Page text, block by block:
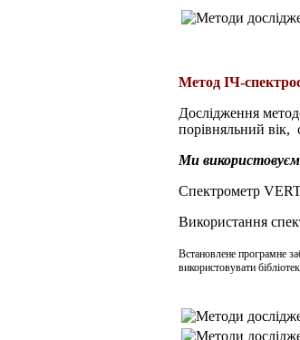
Метод ІЧ-
Дослідження
порівняльний вік,
Ми
Спектрометр
Використання
Встановлене програмне
використовувати